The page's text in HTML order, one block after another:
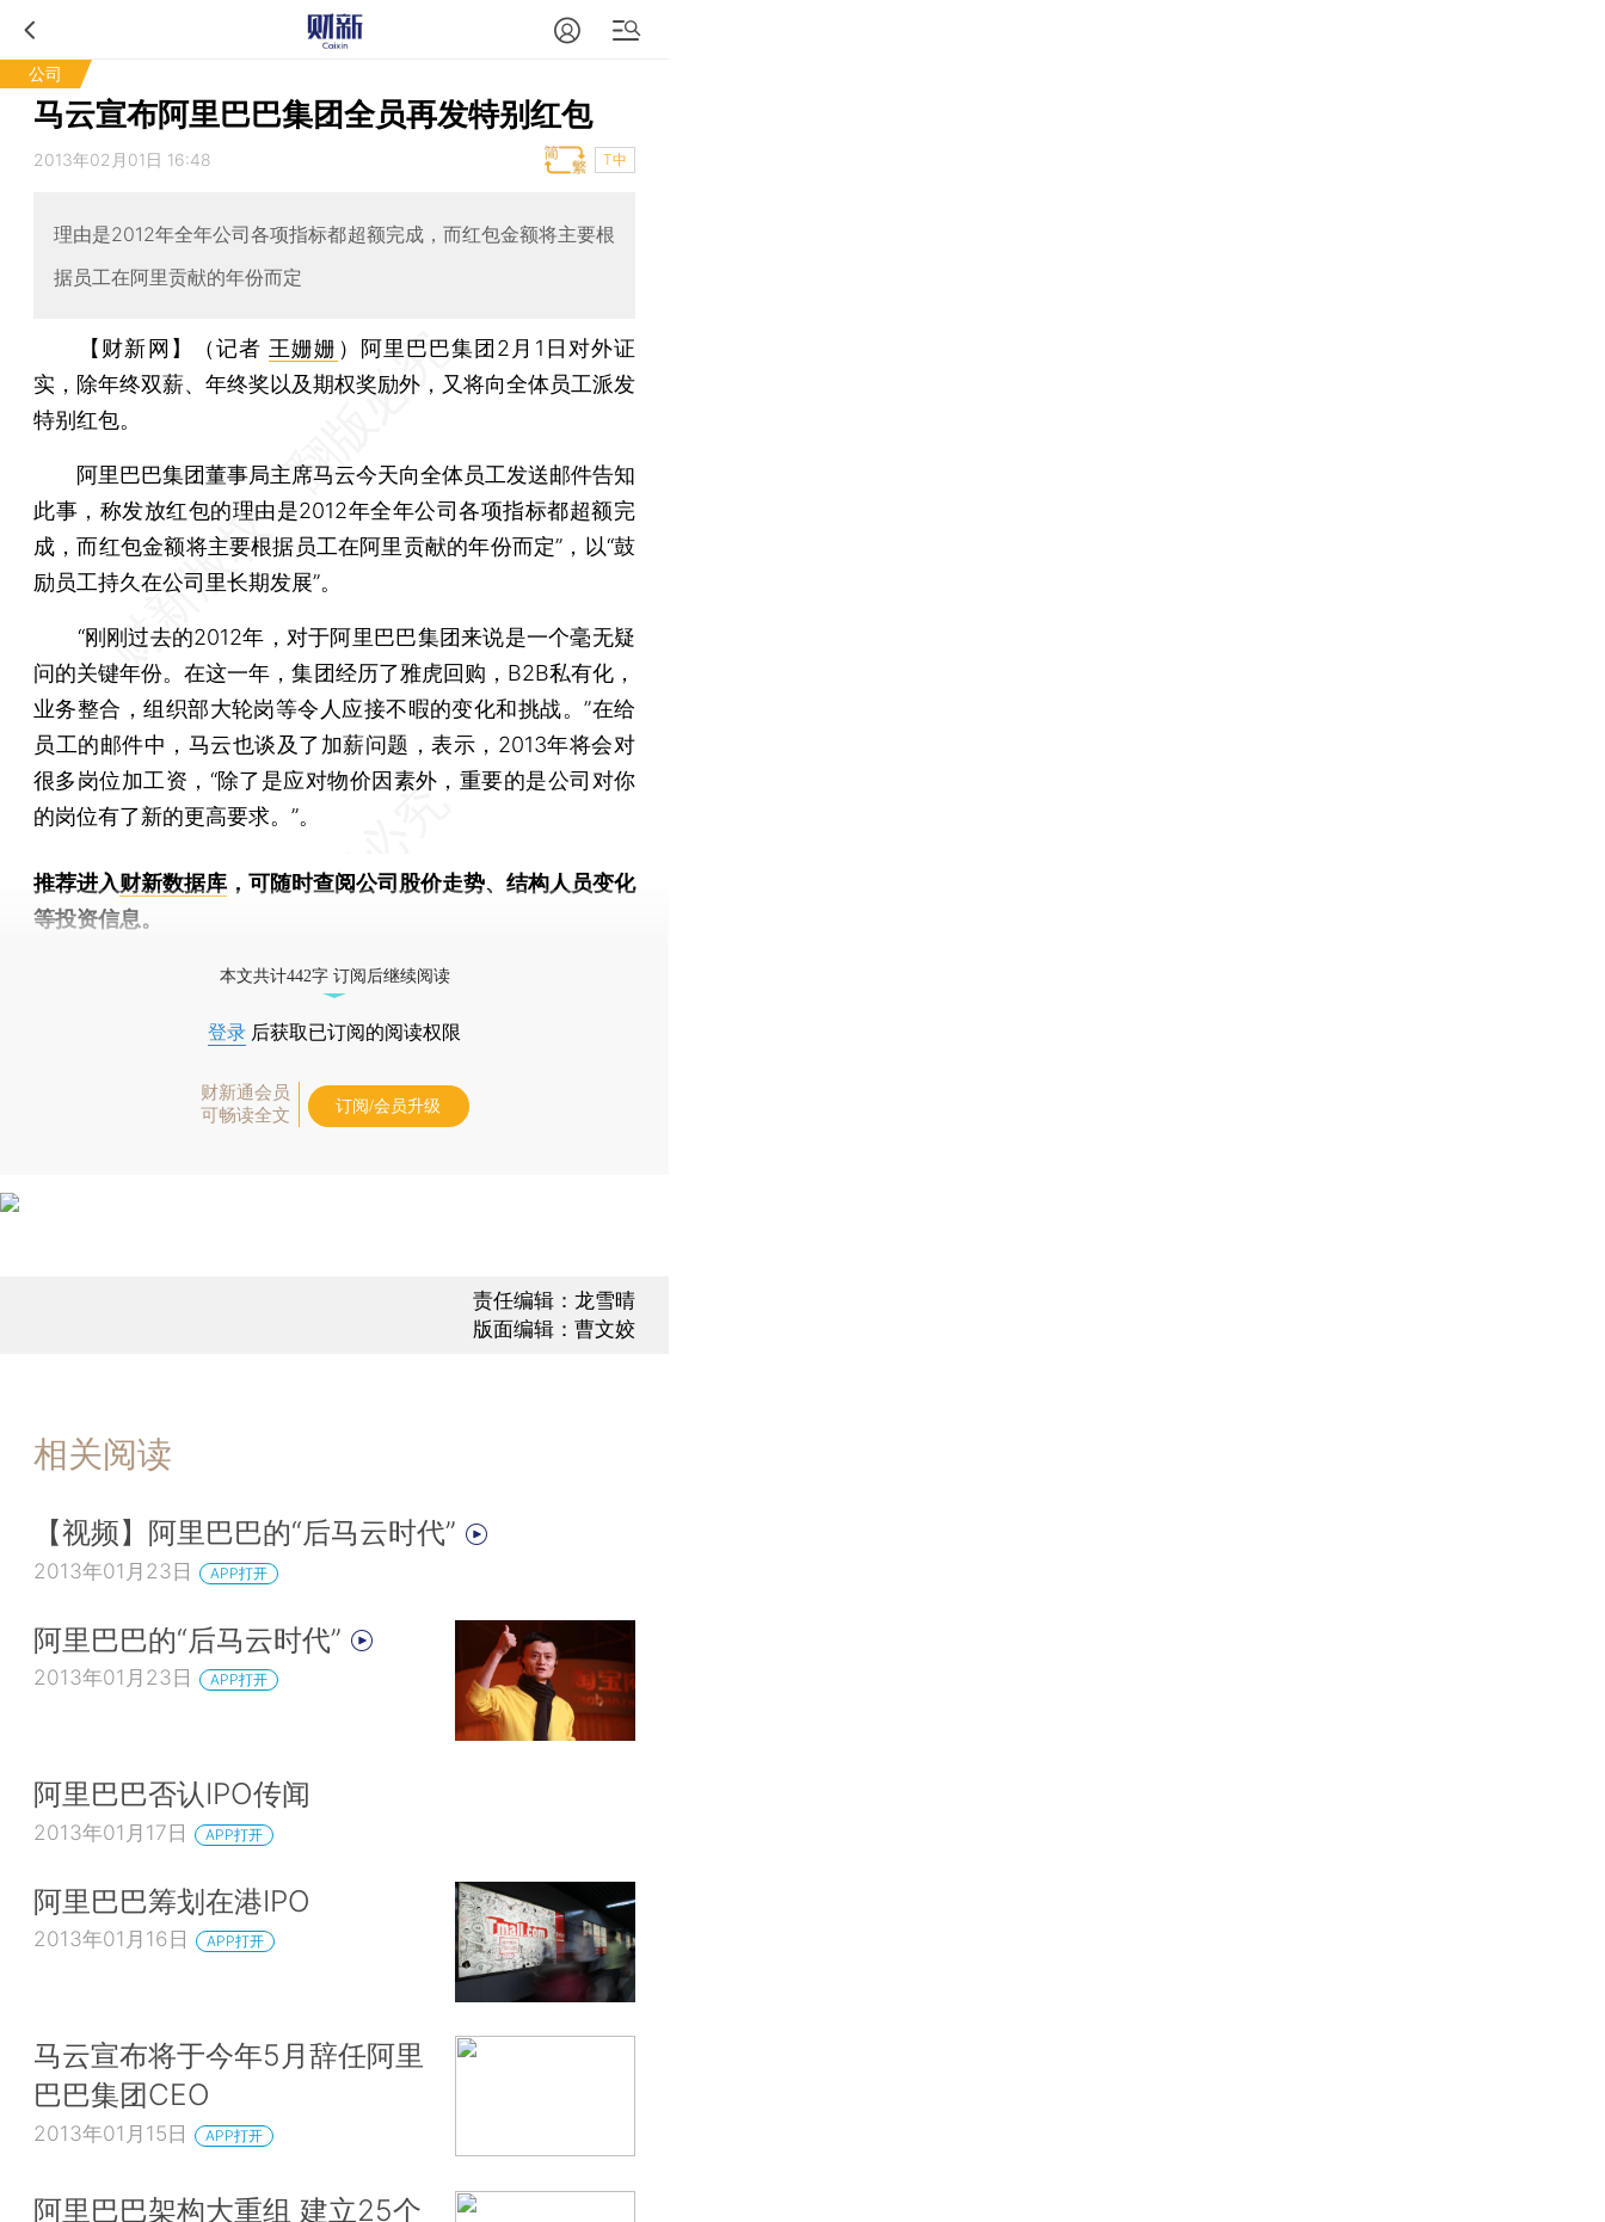
公司
马云宣布阿里巴巴集团全员再发特别红包
2013年02月01日 16:48 T中
理由是2012年全年公司各项指标都超额完成，而红包金额将主要根
据员工在阿里贡献的年份而定
【财新网】（记者 王姗姗 ） 阿里巴巴集团2月1日对外证
实，除年终双薪、年终奖以及期权奖励外，又将向全体员工派发
特别红包。
阿里巴巴集团董事局主席马云今天向全体员工发送邮件告知
此事，称发放红包的理由是2012年全年公司各项指标都超额完
成，而红包金额将主要根据员工在阿里贡献的年份而定”，以“鼓
励员工持久在公司里长期发展”。
“刚刚过去的2012年，对于阿里巴巴集团来说是一个毫无疑
问的关键年份。在这一年，集团经历了雅虎回购，B2B私有化，
业务整合，组织部大轮岗等令人应接不暇的变化和挑战。”在给
员工的邮件中，马云也谈及了加薪问题，表示，2013年将会对
很多岗位加工资，“除了是应对物价因素外，重要的是公司对你
的岗位有了新的更高要求。”。
推荐进入财新数据库 ，可随时查阅公司股价走势、结构人员变化
等投资信息。
本文共计442字 订阅后继续阅读
登录 后获取已订阅的阅读权限
财新通会员
可畅读全文
订阅/会员升级
责任编辑：龙雪晴
版面编辑：曹文姣
相关阅读
【视频】阿里巴巴的“后马云时代”
2013年01月23日 APP打开
阿里巴巴的“后马云时代”
2013年01月23日 APP打开
阿里巴巴否认IPO传闻
2013年01月17日 APP打开
阿里巴巴筹划在港IPO
2013年01月16日 APP打开
马云宣布将于今年5月辞任阿里
巴巴集团CEO
2013年01月15日 APP打开
阿里巴巴架构大重组 建立25个